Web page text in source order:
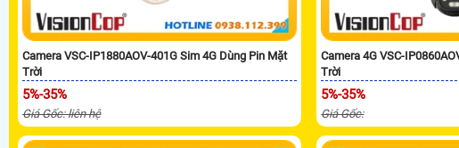
Camera VSC-IP1880AOV-401G Sim 4G Dùng Pin Mặt
Trời
5%-35%
Giá Gốc: liên hệ
Camera 4G VSC-
Trời
5%-35%
Giá Gốc: